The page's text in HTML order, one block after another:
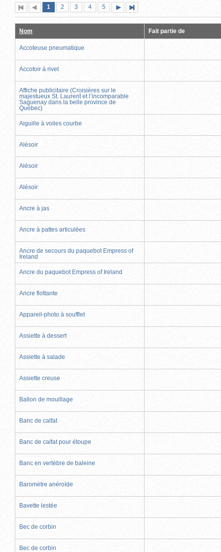
Première
page
Page
précédente
Page
1 (page
actuelle)
Page
2 Page
3 Page
4 Page
5
suivante
page
Nom Fait partie de
Accoteuse pneumatique
Accotoir à rivet
Affiche publicitaire (Croisières sur le
majestueux St. Laurent et l’incomparable
Saguenay dans la belle province de
Québec)
Aiguille à voiles courbe
Alésoir
Alésoir
Alésoir
Ancre à jas
Ancre à pattes articulées
Ancre de secours du paquebot Empress of
Ireland
Ancre du paquebot Empress of Ireland
Ancre flottante
Appareil-photo à soufflet
Assiette à dessert
Assiette à salade
Assiette creuse
Ballon de mouillage
Banc de calfat
Banc de calfat pour étoupe
Banc en vertèbre de baleine
Baromètre anéroïde
Bavette lestée
Bec de corbin
Bec de corbin